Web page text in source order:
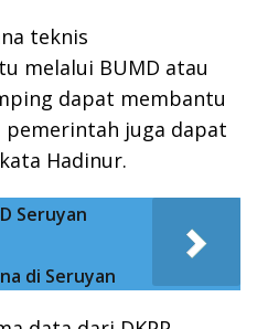
teknis
melalui BUMD atau
dapat membantu
juga dapat
Hadinur.
Seruyan
di Seruyan